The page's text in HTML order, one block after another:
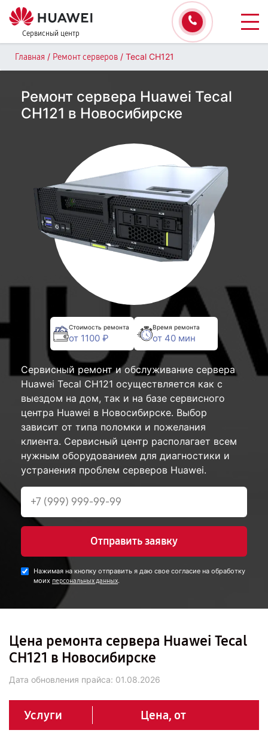
Сервисный центр
Главная / Ремонт серверов / Tecal CH121
Ремонт сервера Huawei Tecal
CH121 в Новосибирске
Стоимость ремонта
от 1100 ₽
Время ремонта
от 40 мин
Сервисный ремонт и обслуживание сервера
Huawei Tecal CH121 осуществляется как с
выездом на дом, так и на базе сервисного
центра Huawei в Новосибирске. Выбор
зависит от типа поломки и пожелания
клиента. Сервисный центр располагает всем
нужным оборудованием для диагностики и
устранения проблем серверов Huawei.
Отправить заявку
Нажимая на кнопку отправить я даю свое согласие на обработку
моих персональных данных.
Цена ремонта сервера Huawei Tecal
CH121 в Новосибирске
Дата обновления прайса: 01.08.2026
Услуги Цена, от